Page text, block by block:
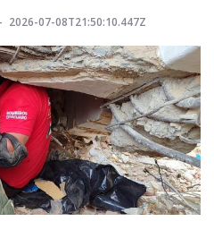
2026-07-08T21:50:10.447Z